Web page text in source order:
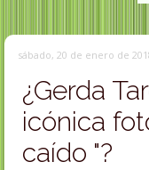
sábado, 20 de enero de
¿Gerda
icónica
caído "?